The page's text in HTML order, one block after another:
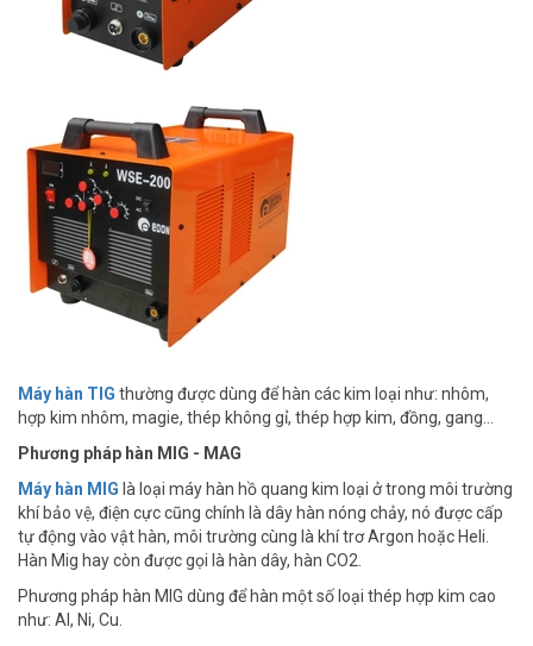
Máy hàn TIG thường được dùng để hàn các kim loại như: nhôm,
hợp kim nhôm, magie, thép không gỉ, thép hợp kim, đồng, gang…
Phương pháp hàn MIG - MAG
Máy hàn MIG là loại máy hàn hồ quang kim loại ở trong môi trường
khí bảo vệ, điện cực cũng chính là dây hàn nóng chảy, nó được cấp
tự động vào vật hàn, môi trường cùng là khí trơ Argon hoặc Heli.
Hàn Mig hay còn được gọi là hàn dây, hàn CO2.
Phương pháp hàn MIG dùng để hàn một số loại thép hợp kim cao
như: Al, Ni, Cu.